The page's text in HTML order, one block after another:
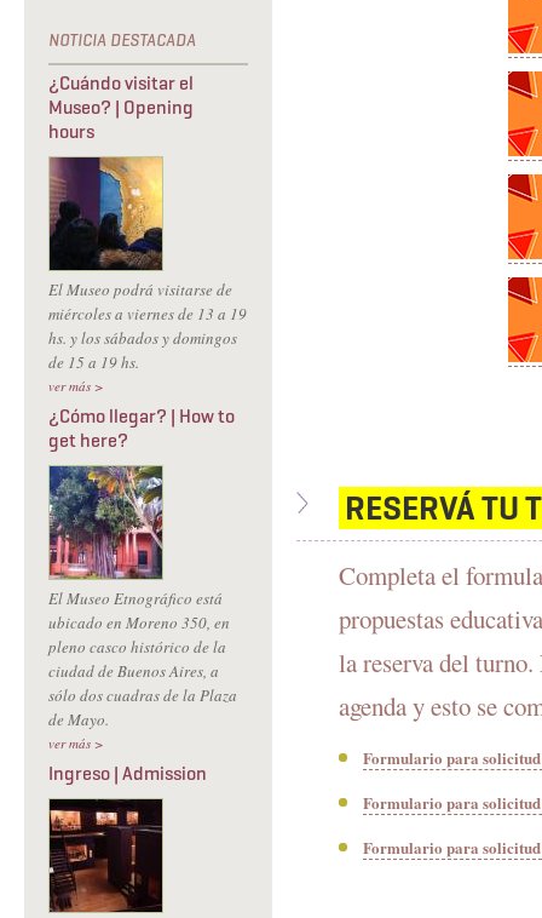
¿Cuándo visitar el
Museo? | Opening
hours
El Museo podrá visitarse de
miércoles a viernes de 13 a 19
hs. y los sábados y domingos
de 15 a 19 hs.
ver más >
¿Cómo llegar? | How to
get here?
El Museo Etnográfico está
ubicado en Moreno 350, en
pleno casco histórico de la
ciudad de Buenos Aires, a
sólo dos cuadras de la Plaza
de Mayo.
ver más >
Ingreso | Admission
RESERVÁ TU
Completa el
propuestas
la reserva del
agenda y esto se
Formulario para
Formulario para
Formulario para